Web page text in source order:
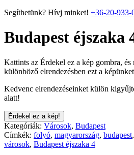
Segíthetünk? Hívj minket! +36-20-933-
Budapest éjszaka
Kattints az Érdekel ez a kép gombra, és
különböző elrendezésben ezt a
Kedvenc elrendezéseinket külön
alatt!
Érdekel ez a kép!
Kategóriák: Városok, Budapest
Címkék: folyó, magyarország, budapest,
városok, Budapest éjszaka 4